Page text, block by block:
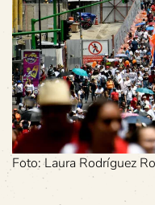
Foto: Laura Rodríguez